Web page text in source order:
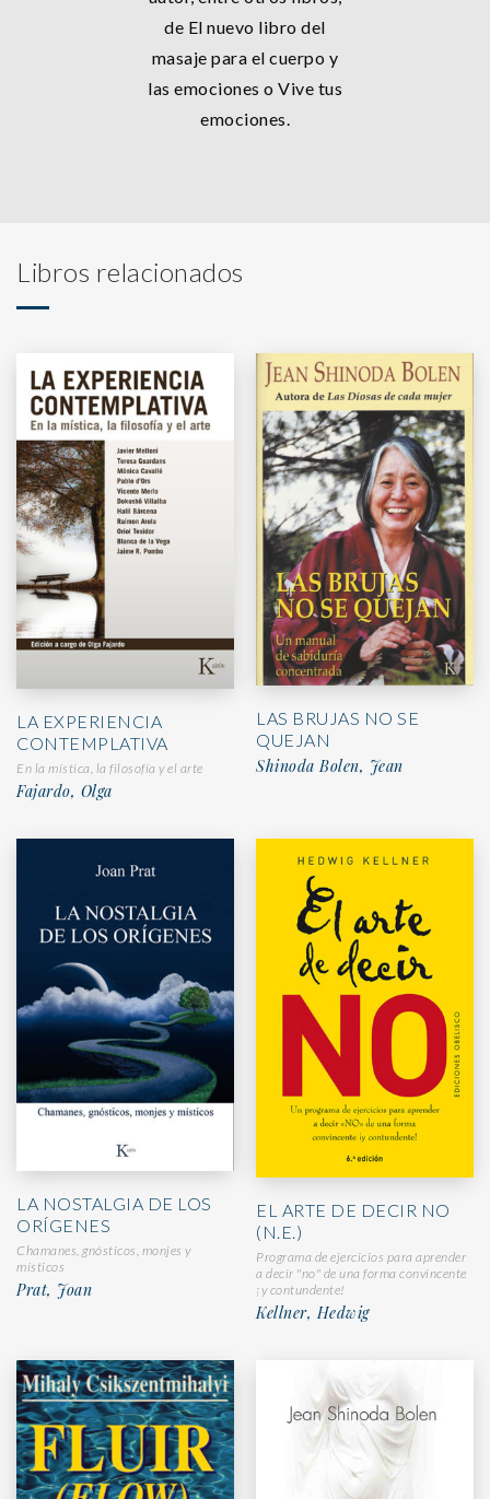
de El nuevo libro del
masaje para el cuerpo y
las emociones o Vive tus
emociones.
Libros relacionados
LA EXPERIENCIA
CONTEMPLATIVA
En la mística, la filosofía y el arte
Fajardo, Olga
LAS BRUJAS NO SE
QUEJAN
Shinoda Bolen, Jean
LA NOSTALGIA DE LOS
ORÍGENES
Chamanes, gnósticos, monjes y
místicos
Prat, Joan
EL ARTE DE DECIR NO
(N.E.)
Programa de ejercicios para aprender
a decir "no" de una forma convincente
¡y contundente!
Kellner, Hedwig